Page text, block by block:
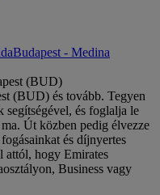
Budapest - Medina
(BUD)
(BUD) és tovább. Tegyen
segítségével, és foglalja le
Út közben pedig élvezze
és díjnyertes
attól, hogy Emirates
Business vagy